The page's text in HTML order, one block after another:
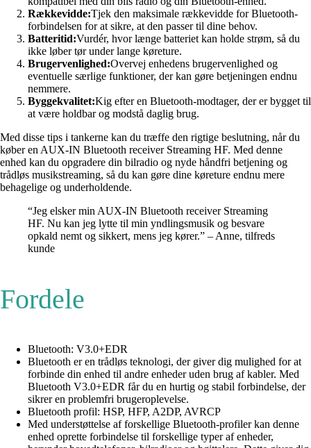
Rækkevidde:Tjek den maksimale rækkevidde for Bluetooth-
forbindelsen for at sikre, at den passer til dine behov.
Batteritid:Vurdér, hvor længe batteriet kan holde strøm, så du
ikke løber tør under lange køreture.
Brugervenlighed:Overvej enhedens brugervenlighed og
eventuelle særlige funktioner, der kan gøre betjeningen endnu
nemmere.
Byggekvalitet:Kig efter en Bluetooth-modtager, der er bygget til
at være holdbar og modstå daglig brug.
Med disse tips i tankerne kan du træffe den rigtige beslutning, når du
køber en AUX-IN Bluetooth receiver Streaming HF. Med denne
enhed kan du opgradere din bilradio og nyde håndfri betjening og
trådløs musikstreaming, så du kan gøre dine køreture endnu mere
behagelige og underholdende.
“Jeg elsker min AUX-IN Bluetooth receiver Streaming
HF. Nu kan jeg lytte til min yndlingsmusik og besvare
opkald nemt og sikkert, mens jeg kører.” – Anne, tilfreds
kunde
Fordele
Bluetooth: V3.0+EDR
Bluetooth er en trådløs teknologi, der giver dig mulighed for at
forbinde din enhed til andre enheder uden brug af kabler. Med
Bluetooth V3.0+EDR får du en hurtig og stabil forbindelse, der
sikrer en problemfri brugeroplevelse.
Bluetooth profil: HSP, HFP, A2DP, AVRCP
Med understøttelse af forskellige Bluetooth-profiler kan denne
enhed oprette forbindelse til forskellige typer af enheder,